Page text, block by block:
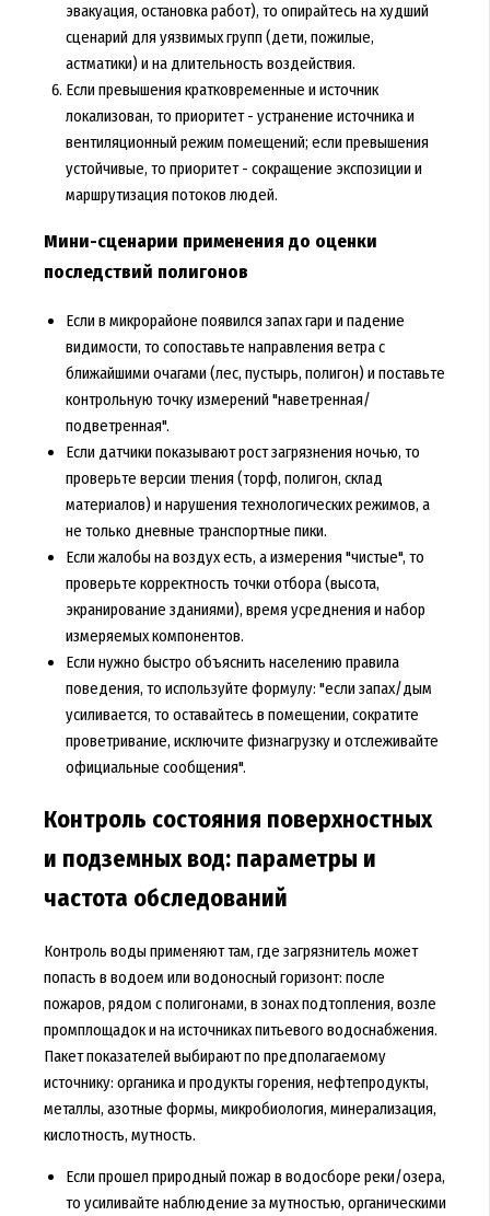
эвакуация, остановка работ), то опирайтесь на худший
сценарий для уязвимых групп (дети, пожилые,
астматики) и на длительность воздействия.
Если превышения кратковременные и источник
локализован, то приоритет - устранение источника и
вентиляционный режим помещений; если превышения
устойчивые, то приоритет - сокращение экспозиции и
маршрутизация потоков людей.
Мини-сценарии применения до оценки
последствий полигонов
Если в микрорайоне появился запах гари и падение
видимости, то сопоставьте направления ветра с
ближайшими очагами (лес, пустырь, полигон) и поставьте
контрольную точку измерений "наветренная/
подветренная".
Если датчики показывают рост загрязнения ночью, то
проверьте версии тления (торф, полигон, склад
материалов) и нарушения технологических режимов, а
не только дневные транспортные пики.
Если жалобы на воздух есть, а измерения "чистые", то
проверьте корректность точки отбора (высота,
экранирование зданиями), время усреднения и набор
измеряемых компонентов.
Если нужно быстро объяснить населению правила
поведения, то используйте формулу: "если запах/дым
усиливается, то оставайтесь в помещении, сократите
проветривание, исключите физнагрузку и отслеживайте
официальные сообщения".
Контроль состояния поверхностных
и подземных вод: параметры и
частота обследований
Контроль воды применяют там, где загрязнитель может
попасть в водоем или водоносный горизонт: после
пожаров, рядом с полигонами, в зонах подтопления, возле
промплощадок и на источниках питьевого водоснабжения.
Пакет показателей выбирают по предполагаемому
источнику: органика и продукты горения, нефтепродукты,
металлы, азотные формы, микробиология, минерализация,
кислотность, мутность.
Если прошел природный пожар в водосборе реки/озера,
то усиливайте наблюдение за мутностью, органическими